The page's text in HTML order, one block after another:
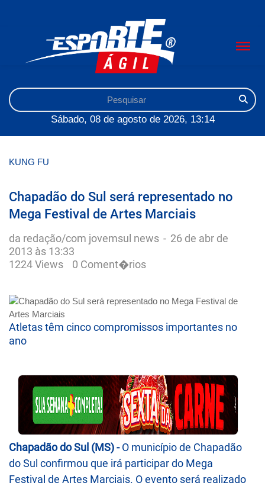
Sábado, 08 de agosto de 2026, 13:14
KUNG FU
Chapadão do Sul será representado no
Mega Festival de Artes Marciais
da redação/com jovemsul news - 26 de abr de
2013 às 13:33
1224 Views
0 Coment�rios
Atletas têm cinco compromissos importantes no
ano
Chapadão do Sul (MS) -O município de Chapadão
do Sul confirmou que irá participar do Mega
Festival de Artes Marciais. O evento será realizado